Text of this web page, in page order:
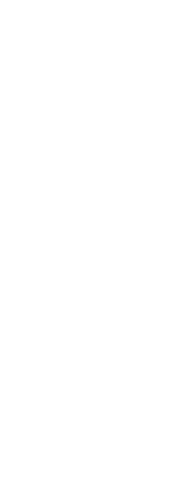
Mako Brimob Kompi